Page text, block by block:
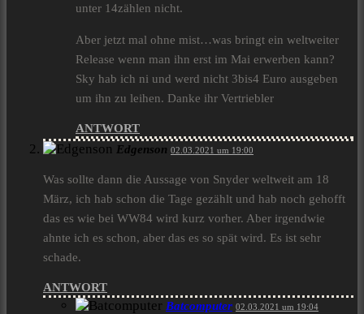
unter 14zählen nicht.
Aber jetzt mal ohne mist…was bringt ein weltweiter
Release wenn man ihn erst im Mai erwerben kann?
Sky hab ich ni und werd nicht 3bis4 Euro ausgeben
um ihn zu leihen. Danke ihr Vertriebler
ANTWORT
Edgenson 02.03.2021 um 19:00
Was sollte dann die Aussage von Snyder weltweit am 18
März, ich hab schon die Tage gezählt und hab noch gehofft
das es wie bei WW84 wird kurz vorher. Aber irgendwie
ahnte ich es schon, aber das es so spät wird. Es ist sehr
schade.
ANTWORT
Batcomputer 02.03.2021 um 19:04